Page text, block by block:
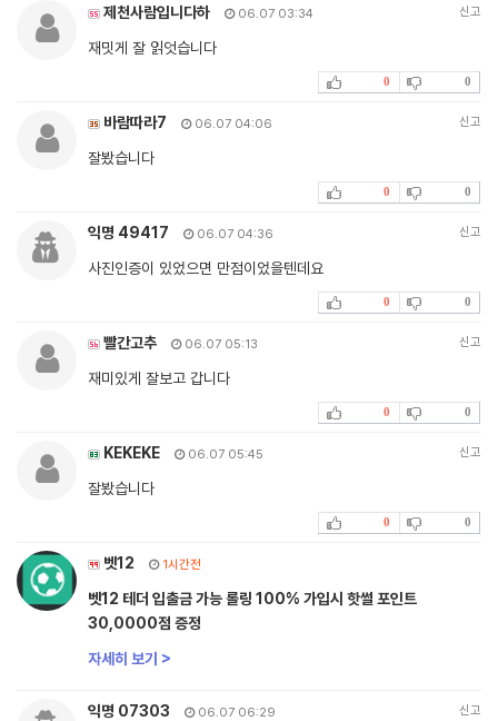
제천사람입니다하 06.07 03:34 신고
재밋게 잘 읽엇습니다
0 0
바람따라7 06.07 04:06 신고
잘봤습니다
0 0
익명 49417 06.07 04:36 신고
사진인증이 있었으면 만점이었을텐데요
0 0
빨간고추 06.07 05:13 신고
재미있게 잘보고 갑니다
0 0
KEKEKE 06.07 05:45 신고
잘봤습니다
0 0
벳12 1시간전
벳12 테더 입출금 가능 롤링 100% 가입시 핫썰 포인트
30,0000점 증정
자세히 보기 >
익명 07303 06.07 06:29 신고